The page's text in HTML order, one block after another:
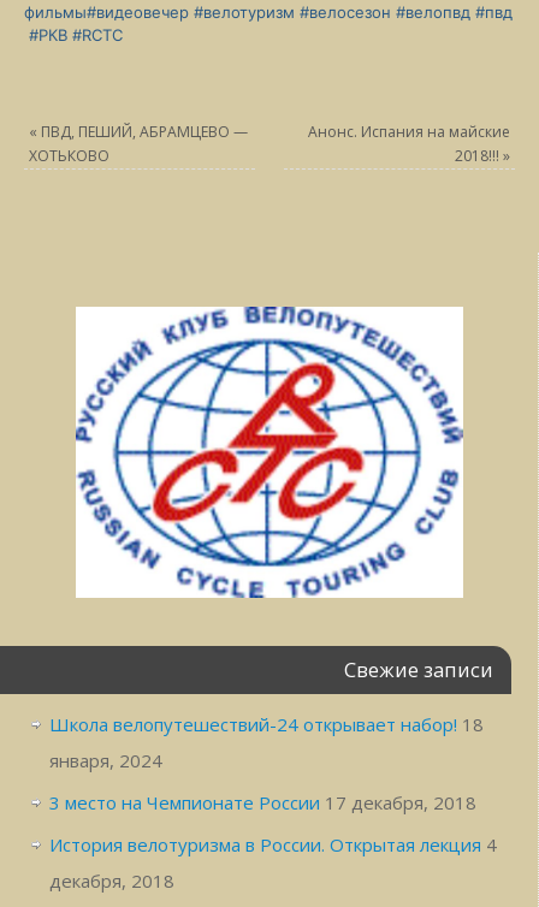
фильмы#видеовечер #велотуризм #велосезон #велопвд #пвд
#РКВ #RCTC
« ПВД, ПЕШИЙ, АБРАМЦЕВО —
ХОТЬКОВО
Анонс. Испания на майские
2018!!! »
Свежие записи
Школа велопутешествий-24 открывает набор! 18
января, 2024
3 место на Чемпионате России 17 декабря, 2018
История велотуризма в России. Открытая лекция 4
декабря, 2018